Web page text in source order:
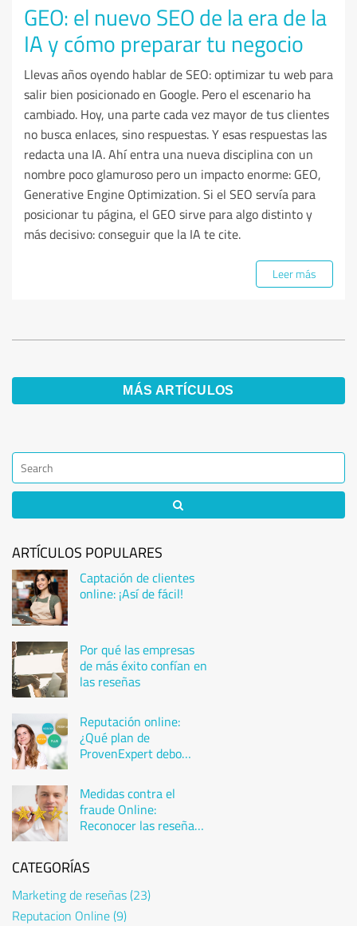
GEO: el nuevo SEO de la era de la
IA y cómo preparar tu negocio
Llevas años oyendo hablar de SEO: optimizar tu web para
salir bien posicionado en Google. Pero el escenario ha
cambiado. Hoy, una parte cada vez mayor de tus clientes
no busca enlaces, sino respuestas. Y esas respuestas las
redacta una IA. Ahí entra una nueva disciplina con un
nombre poco glamuroso pero un impacto enorme: GEO,
Generative Engine Optimization. Si el SEO servía para
posicionar tu página, el GEO sirve para algo distinto y
más decisivo: conseguir que la IA te cite.
Leer más
MÁS ARTÍCULOS
ARTÍCULOS POPULARES
Captación de clientes
online: ¡Así de fácil!
Por qué las empresas
de más éxito confían en
las reseñas
Reputación online:
¿Qué plan de
ProvenExpert debo
Medidas contra el
fraude Online:
Reconocer las reseñas
CATEGORÍAS
Marketing de reseñas(23)
Reputacion Online(9)